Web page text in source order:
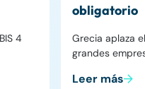
4
obligatorio
Grecia aplaza
grandes
Leer más